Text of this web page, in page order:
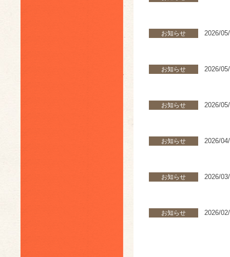
お知らせ 2026/
お知らせ 2026/
お知らせ 2026/
お知らせ 2026/
お知らせ 2026/
お知らせ 2026/